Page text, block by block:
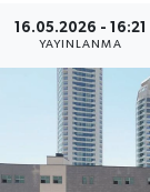
16.05.2026 - 16:21
YAYINLANMA
Spor
Yaşam
Anali̇z